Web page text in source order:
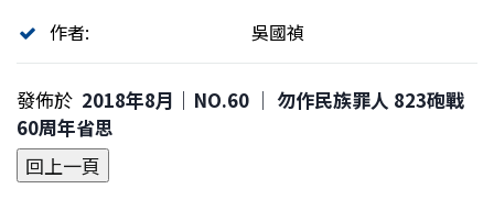
作者:
吳國禎
發佈於 2018年8月｜NO.60 │ 勿作民族罪人 823砲戰
60周年省思